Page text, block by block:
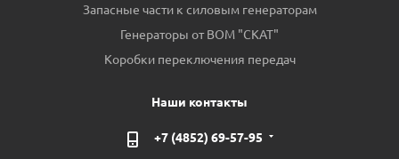
Запасные части к силовым генераторам
Генераторы от ВОМ "СКАТ"
Коробки переключения передач
Наши контакты
+7 (4852) 69-57-95